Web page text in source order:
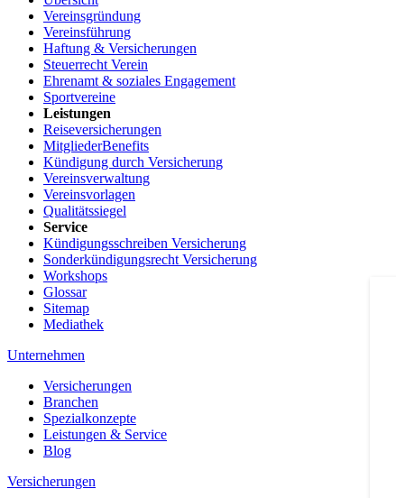
Vereinsgründung
Vereinsführung
Haftung & Versicherungen
Steuerrecht Verein
Ehrenamt & soziales Engagement
Sportvereine
Leistungen
Reiseversicherungen
MitgliederBenefits
Kündigung durch Versicherung
Vereinsverwaltung
Vereinsvorlagen
Qualitätssiegel
Service
Kündigungsschreiben Versicherung
Sonderkündigungsrecht Versicherung
Workshops
Glossar
Sitemap
Mediathek
Unternehmen
Versicherungen
Branchen
Spezialkonzepte
Leistungen & Service
Blog
Versicherungen